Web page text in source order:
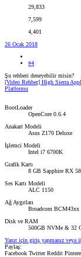
29,833
7,599
4,401
26 Ocak 2018
#4
Şu rehberi deneyebilir misin?
[Video Rehber] High Sierra
Platformu
BootLoader
OpenCore 0.6.4
Anakart Modeli
Asus Z170 Deluxe
İşlemci Modeli
Intel i7 6700K
Grafik Kartı
8 GB Sapphire RX
Ses Kartı Modeli
ALC 1150
Ağ Aygıtları
Broadcom BCM43xx
Disk ve RAM
500GB NVMe & 32
Yanıt için giriş yapmanız veya
Paylaş:
Facebook Twitter Reddit